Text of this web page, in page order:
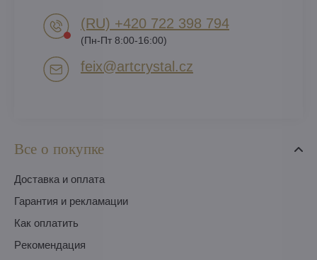
Все о покупке
Доставка и оплата
Гарантия и рекламации
Как оплатить
Pекомендация
(RU) +420 722 398 794​
(Пн-Пт 8:00-16:00)
feix​@artcrystal​.cz